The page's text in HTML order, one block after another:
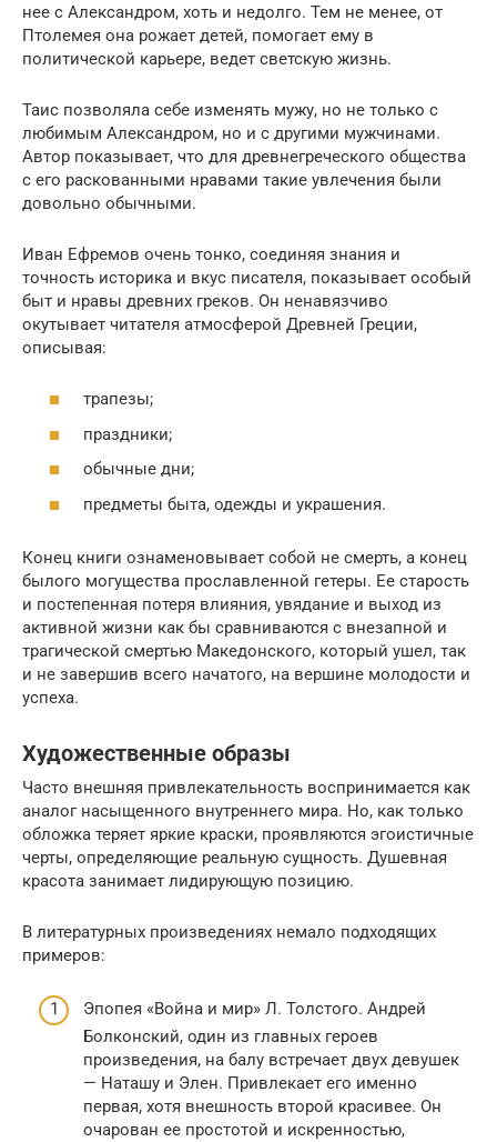
нее с Александром, хоть и недолго. Тем не менее, от
Птолемея она рожает детей, помогает ему в
политической карьере, ведет светскую жизнь.
Таис позволяла себе изменять мужу, но не только с
любимым Александром, но и с другими мужчинами.
Автор показывает, что для древнегреческого общества
с его раскованными нравами такие увлечения были
довольно обычными.
Иван Ефремов очень тонко, соединяя знания и
точность историка и вкус писателя, показывает особый
быт и нравы древних греков. Он ненавязчиво
окутывает читателя атмосферой Древней Греции,
описывая:
трапезы;
праздники;
обычные дни;
предметы быта, одежды и украшения.
Конец книги ознаменовывает собой не смерть, а конец
былого могущества прославленной гетеры. Ее старость
и постепенная потеря влияния, увядание и выход из
активной жизни как бы сравниваются с внезапной и
трагической смертью Македонского, который ушел, так
и не завершив всего начатого, на вершине молодости и
успеха.
Художественные образы
Часто внешняя привлекательность воспринимается как
аналог насыщенного внутреннего мира. Но, как только
обложка теряет яркие краски, проявляются эгоистичные
черты, определяющие реальную сущность. Душевная
красота занимает лидирующую позицию.
В литературных произведениях немало подходящих
примеров:
Эпопея «Война и мир» Л. Толстого. Андрей
Болконский, один из главных героев
произведения, на балу встречает двух девушек
— Наташу и Элен. Привлекает его именно
первая, хотя внешность второй красивее. Он
очарован ее простотой и искренностью,